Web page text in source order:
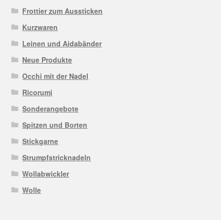
Frottier zum Aussticken
Kurzwaren
Leinen und Aidabänder
Neue Produkte
Occhi mit der Nadel
Ricorumi
Sonderangebote
Spitzen und Borten
Stickgarne
Strumpfstricknadeln
Wollabwickler
Wolle